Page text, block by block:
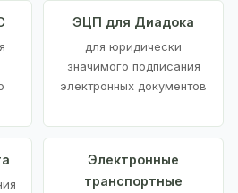
ЭЦП для Диадока
для юридически
значимого подписания
электронных документов
Электронные
транспортные